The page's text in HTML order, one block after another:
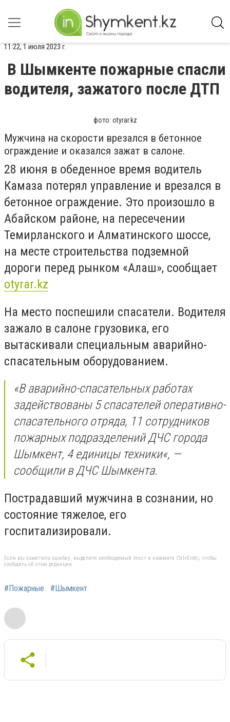
11:22, 1 июля 2023 г.
В Шымкенте пожарные спасли
водителя, зажатого после ДТП
фото: otyrar.kz
Мужчина на скорости врезался в бетонное
ограждение и оказался зажат в салоне.
28 июня в обеденное время водитель
Камаза потерял управление и врезался в
бетонное ограждение. Это произошло в
Абайском районе, на пересечении
Темирланского и Алматинского шоссе,
на месте строительства подземной
дороги перед рынком «Алаш», сообщает
otyrar.kz
На место поспешили спасатели. Водителя
зажало в салоне грузовика, его
вытаскивали специальным аварийно-
спасательным оборудованием.
«В аварийно-спасательных работах
задействованы 5 спасателей оперативно-
спасательного отряда, 11 сотрудников
пожарных подразделений ДЧС города
Шымкент, 4 единицы техники«, —
сообщили в ДЧС Шымкента.
Пострадавший мужчина в сознании, но
состояние тяжелое, его
госпитализировали.
Если вы заметили ошибку, выделите необходимый текст и нажмите Ctrl+Enter, чтобы
сообщить об этом редакции
#Пожарные #Шымкент